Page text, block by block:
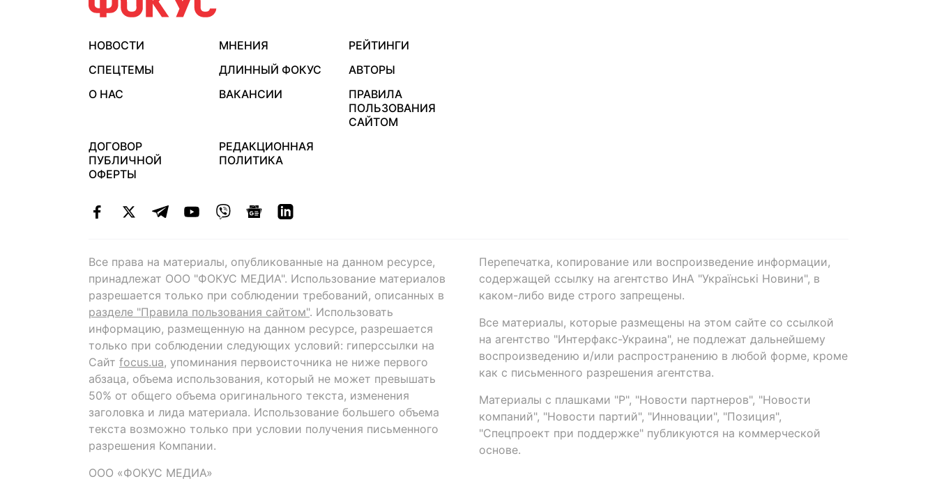
НОВОСТИ МНЕНИЯ
РЕЙТИНГИ
СПЕЦТЕМЫ
ДЛИННЫЙ ФОКУС
АВТОРЫ
О НАС
ВАКАНСИИ
ПРАВИЛА
ПОЛЬЗОВАНИЯ
САЙТОМ
ДОГОВОР
ПУБЛИЧНОЙ
ОФЕРТЫ
РЕДАКЦИОННАЯ
ПОЛИТИКА
Все права на материалы, опубликованные на данном ресурсе,
принадлежат ООО "ФОКУС МЕДИА". Использование материалов
разрешается только при соблюдении требований, описанных в
разделе "Правила пользования сайтом". Использовать
информацию, размещенную на данном ресурсе, разрешается
только при соблюдении следующих условий: гиперссылки на
Сайт focus.ua, упоминания первоисточника не ниже первого
абзаца, объема использования, который не может превышать
50% от общего объема оригинального текста, изменения
заголовка и лида материала. Использование большего объема
текста возможно только при условии получения письменного
разрешения Компании.
ООО «ФОКУС МЕДИА»
Перепечатка, копирование или воспроизведение информации,
содержащей ссылку на агентство ИнА "Українські Новини", в
каком-либо виде строго запрещены.
Все материалы, которые размещены на этом сайте со ссылкой
на агентство "Интерфакс-Украина", не подлежат дальнейшему
воспроизведению и/или распространению в любой форме, кроме
как с письменного разрешения агентства.
Материалы с плашками "Р", "Новости партнеров", "Новости
компаний", "Новости партий", "Инновации", "Позиция",
"Спецпроект при поддержке" публикуются на коммерческой
основе.